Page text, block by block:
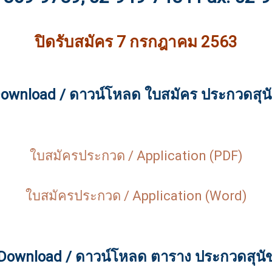
ปิดรับสมัคร 7 กรกฎาคม 2563
/ ดาวน์โหลด ใบสมัคร ประกวดสุ
ใบสมัครประกวด / Application (PDF)
ใบสมัครประกวด / Application (Word)
/ ดาวน์โหลด ตาราง ประกวดสุนั